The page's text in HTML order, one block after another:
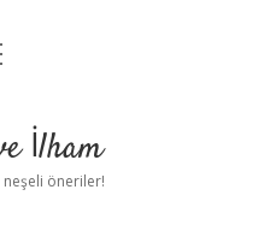
İlham
öneriler!